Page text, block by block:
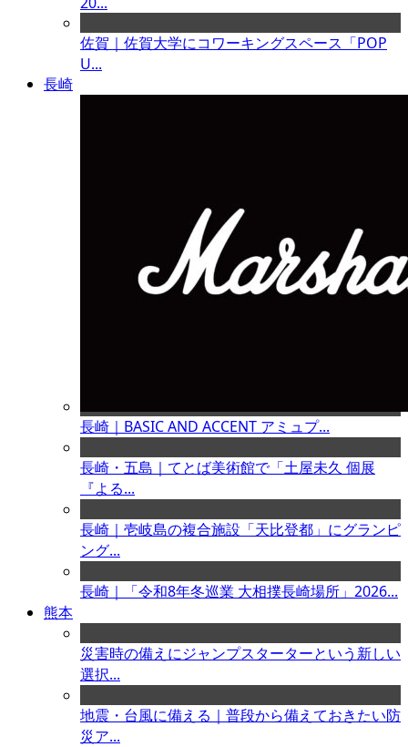
佐賀｜佐賀大学にコワーキングスペース「POP
U...
長崎
長崎｜BASIC AND ACCENT アミュプ...
長崎・五島｜てとば美術館で「土屋未久 個展
『よる...
長崎｜壱岐島の複合施設「天比登都」にグランピ
ング...
長崎｜「令和8年冬巡業 大相撲長崎場所」2026...
熊本
災害時の備えにジャンプスターターという新しい
選択...
地震・台風に備える｜普段から備えておきたい防
災ア...